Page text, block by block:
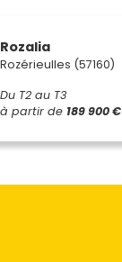
Rozalia
Rozérieulles (57160)
Du T2 au T3
à partir de 189 900 €